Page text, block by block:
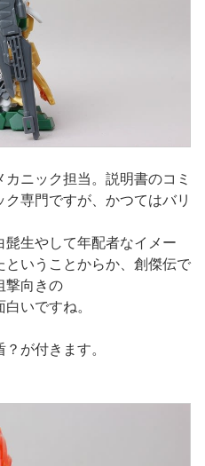
ニック担当。説明書のコミ
専門ですが、かつてはバリ
生やして年配者なイメー
ということからか、創傑伝で
撃向きの
いですね。
が付きます。